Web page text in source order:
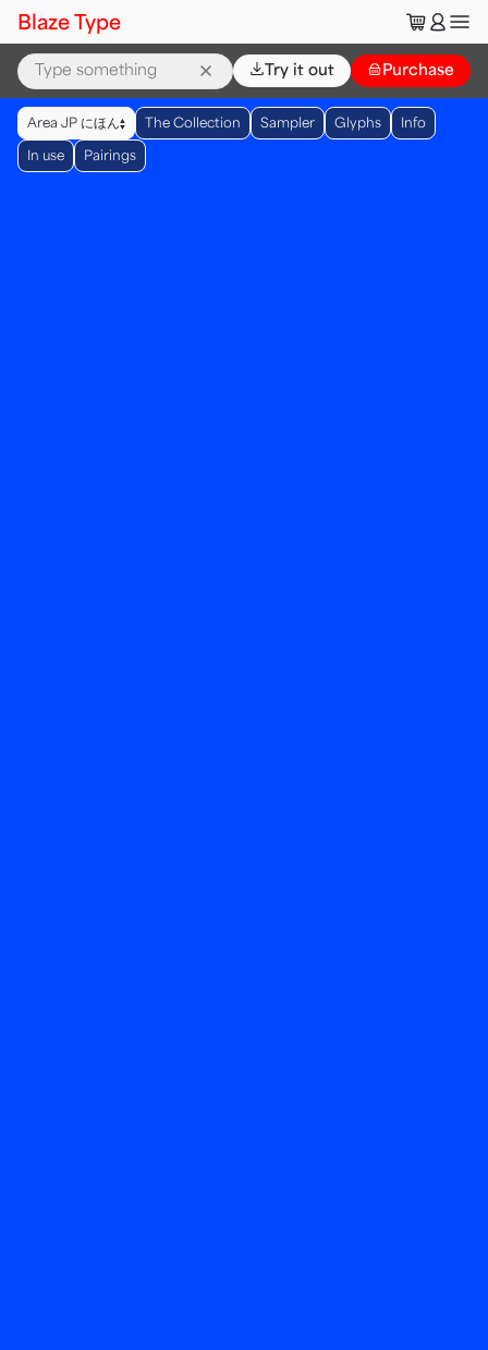
Blaze Type 🛒👤
⌄Try it out 👜Purchase
Area JP にほん▲
▼ The Collection Sampler Glyphs Info
In use Pairings